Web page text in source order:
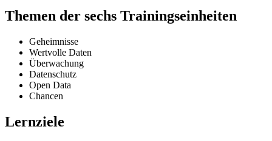
Themen der sechs Trainingseinheiten
Geheimnisse
Wertvolle Daten
Überwachung
Datenschutz
Open Data
Chancen
Lernziele